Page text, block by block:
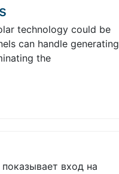
technology could be
can handle generating
the
вход на